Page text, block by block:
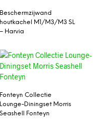
Beschermzijwand
houtkachel M1/M3/M3 SL
– Harvia
Fonteyn Collectie
Lounge-Diningset Morris
Seashell Fonteyn